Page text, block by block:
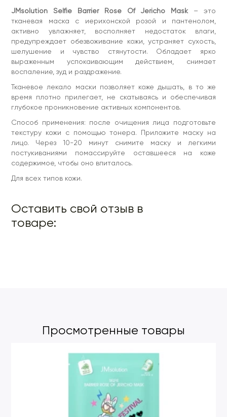
JMsolution Selfie Barrier Rose Of Jericho Mask – это
тканевая маска с иерихонской розой и пантенолом,
активно увлажняет, восполняет недостаток влаги,
предупреждает обезвоживание кожи, устраняет сухость,
шелушение и чувство стянутости. Обладает ярко
выраженным успокаивающим действием, снимает
воспаление, зуд и раздражение.
Тканевое лекало маски позволяет коже дышать, в то же
время плотно прилегает, не скатываясь и обеспечивая
глубокое проникновение активных компонентов.
Способ применения: после очищения лица подготовьте
текстуру кожи с помощью тонера. Приложите маску на
лицо. Через 10-20 минут снимите маску и легкими
постукиваниями помассируйте оставшееся на коже
содержимое, чтобы оно впиталось.
Для всех типов кожи.
Оставить свой отзыв в
товаре:
Просмотренные товары